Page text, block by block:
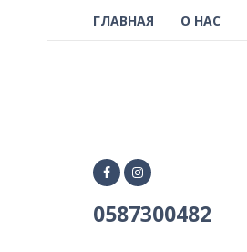
ГЛАВНАЯ О НАС
0587300482